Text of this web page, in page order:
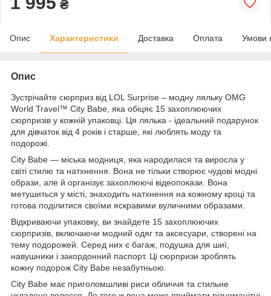
₴
Опис Характеристики Доставка Оплата Умови
Опис
Зустрічайте сюрприз від LOL Surprise – модну ляльку OMG
World Travel™ City Babe, яка обіцяє 15 захоплюючих
сюрпризів у кожній упаковці. Ця лялька - ідеальний подарунок
для дівчаток від 4 років і старше, які люблять моду та
подорожі.
City Babe — міська модниця, яка народилася та виросла у
світі стилю та натхнення. Вона не тільки створює чудові модні
образи, але й організує захоплюючі відеопокази. Вона
метушиться у місті, знаходить натхнення на кожному кроці та
готова поділитися своїми яскравими вуличними образами.
Відкриваючи упаковку, ви знайдете 15 захоплюючих
сюрпризів, включаючи модний одяг та аксесуари, створені на
тему подорожей. Серед них є багаж, подушка для шиї,
навушники і закордонний паспорт. Ці сюрпризи зроблять
кожну подорож City Babe незабутньою.
City Babe має приголомшливі риси обличчя та стильне